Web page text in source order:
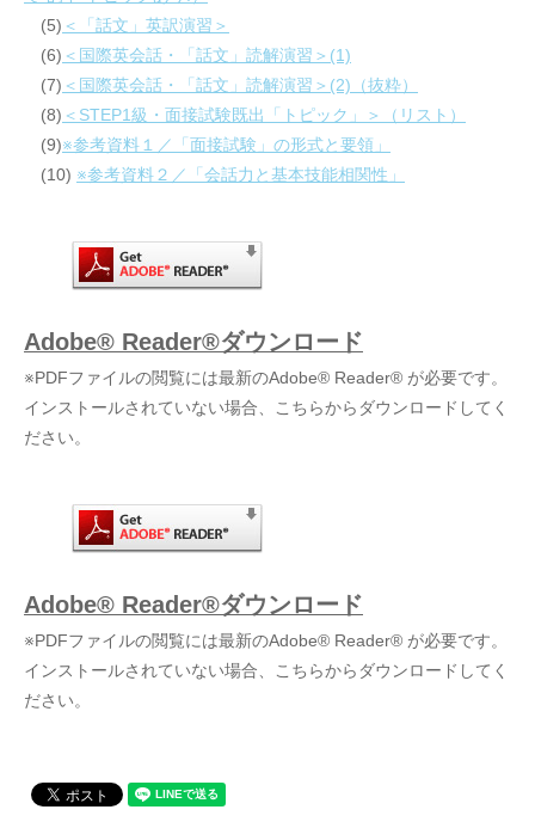
(5) ＜「話文」英訳演習＞
(6) ＜国際英会話・「話文」読解演習＞(1)
(7) ＜国際英会話・「話文」読解演習＞(2)（抜粋）
(8) ＜STEP1級・面接試験既出「トピック」＞（リスト）
(9)※参考資料１／「面接試験」の形式と要領」
(10) ※参考資料２／「会話力と基本技能相関性」
Adobe® Reader®ダウンロード
※PDFファイルの閲覧には最新のAdobe® Reader® が必要です。
インストールされていない場合、こちらからダウンロードしてく
ださい。
Adobe® Reader®ダウンロード
※PDFファイルの閲覧には最新のAdobe® Reader® が必要です。
インストールされていない場合、こちらからダウンロードしてく
ださい。